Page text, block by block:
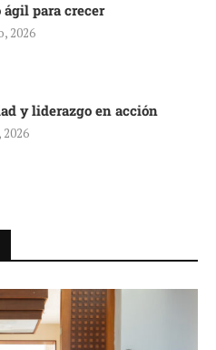
ágil para crecer
2026
y liderazgo en acción
2026